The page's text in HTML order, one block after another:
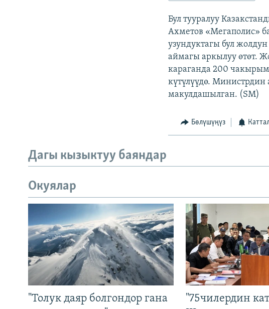
Бул тууралуу
Ахметов «Мегаполис»
узундуктагы бул
аймагы аркылуу өтөт.
караганда 200
күтүлүүдө.
макулдашылган. (SM)
Бөлүшүңүз
Дагы кызыктуу баяндар
Окуялар
"Толук даяр болгондор гана
"75чилердин